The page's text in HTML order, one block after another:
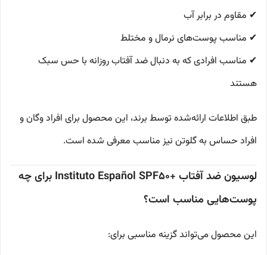
✔ مقاوم در برابر آب
✔ مناسب پوست‌های نرمال و مختلط
✔ مناسب افرادی که به دنبال ضد آفتاب روزانه با حس سبک
هستند
طبق اطلاعات ارائه‌شده توسط برند، این محصول برای افراد وگان و
افراد حساس به گلوتن نیز مناسب معرفی شده است.
لوسیون ضد آفتاب +Instituto Español SPF50 برای چه
پوست‌هایی مناسب است؟
این محصول می‌تواند گزینه مناسبی برای: